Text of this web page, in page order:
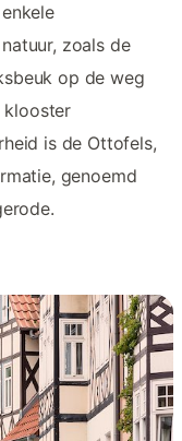
zoals de
op de weg
klooster
is de Ottofels,
genoemd